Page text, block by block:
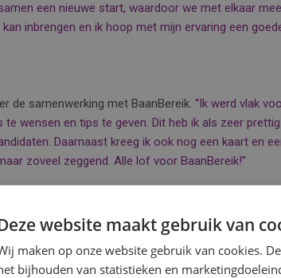
een nieuwe start, waardoor we met elkaar
inbrengen en ik hoop met mijn ervaring een
de samenwerking met BaanBereik. “Ik werd vlak
wensen en tips te geven. Dit heb ik als zeer
Daarnaast kreeg ik ook nog een kaart en
zoveel zeggend. Alle lof voor BaanBereik!”
deze prachtige functie. Desiree Romar wenst jou,
en succes!
website maakt gebruik van
maken op onze website gebruik van cookies.
bijhouden van statistieken en